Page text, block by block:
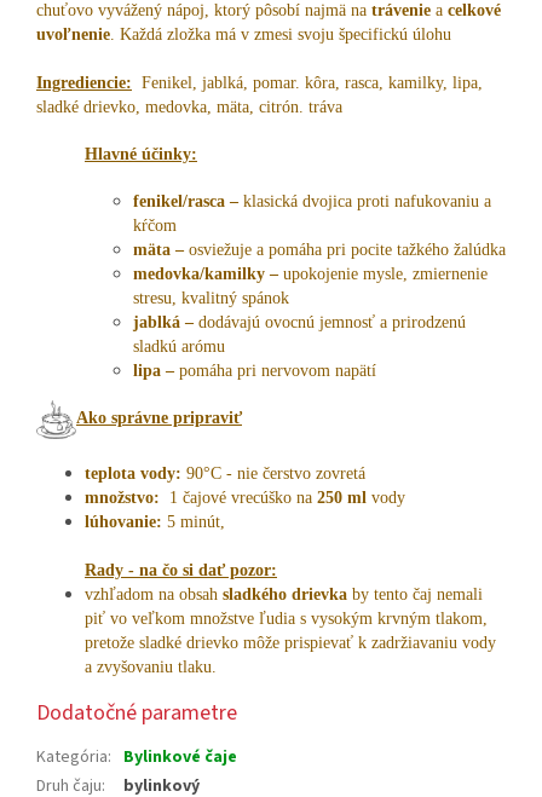
chuťovo vyvážený nápoj, ktorý pôsobí najmä na trávenie a celkové
uvoľnenie. Každá zložka má v zmesi svoju špecifickú úlohu
Ingrediencie: Fenikel, jablká, pomar. kôra, rasca, kamilky, lipa,
sladké drievko, medovka, mäta, citrón. tráva
Hlavné účinky:
fenikel/rasca – klasická dvojica proti nafukovaniu a
kŕčom
mäta – osviežuje a pomáha pri pocite tažkého žalúdka
medovka/kamilky – upokojenie mysle, zmiernenie
stresu, kvalitný spánok
jablká – dodávajú ovocnú jemnosť a prirodzenú
sladkú arómu
lipa – pomáha pri nervovom napätí
Ako správne pripraviť
teplota vody: 90°C - nie čerstvo zovretá
množstvo: 1 čajové vrecúško na 250 ml vody
lúhovanie: 5 minút,
Rady - na čo si dať pozor:
vzhľadom na obsah sladkého drievka by tento čaj nemali
piť vo veľkom množstve ľudia s vysokým krvným tlakom,
pretože sladké drievko môže prispievať k zadržiavaniu vody
a zvyšovaniu tlaku.
Dodatočné parametre
Kategória: Bylinkové čaje
Druh čaju: bylinkový